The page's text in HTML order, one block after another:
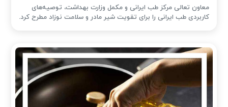
معاون تعالی مرکز طب ایرانی و مکمل وزارت بهداشت، توصیه‌های
کاربردی طب ایرانی را برای تقویت شیر مادر و سلامت نوزاد مطرح کرد.